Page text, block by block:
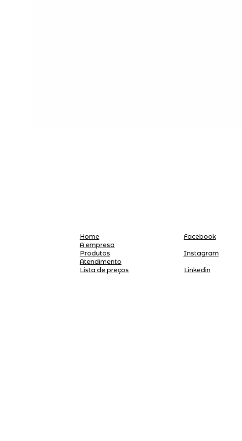
Facebook
Home
A empresa
Produtos
Atendimento
Lista de preços
Instagram
Linkedin